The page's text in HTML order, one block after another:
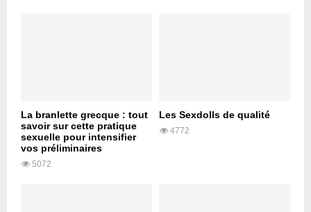
La branlette grecque : tout
savoir sur cette pratique
sexuelle pour intensifier
vos préliminaires
5072
Les Sexdolls de qualité
4772